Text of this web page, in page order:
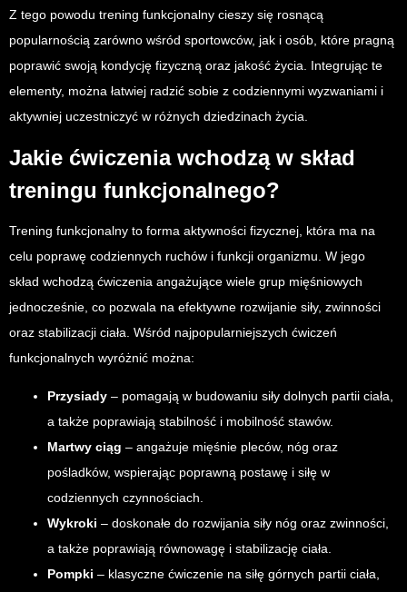
Z tego powodu trening funkcjonalny cieszy się rosnącą
popularnością zarówno wśród sportowców, jak i osób, które pragną
poprawić swoją kondycję fizyczną oraz jakość życia. Integrując te
elementy, można łatwiej radzić sobie z codziennymi wyzwaniami i
aktywniej uczestniczyć w różnych dziedzinach życia.
Jakie ćwiczenia wchodzą w skład
treningu funkcjonalnego?
Trening funkcjonalny to forma aktywności fizycznej, która ma na
celu poprawę codziennych ruchów i funkcji organizmu. W jego
skład wchodzą ćwiczenia angażujące wiele grup mięśniowych
jednocześnie, co pozwala na efektywne rozwijanie siły, zwinności
oraz stabilizacji ciała. Wśród najpopularniejszych ćwiczeń
funkcjonalnych wyróżnić można:
Przysiady – pomagają w budowaniu siły dolnych partii ciała,
a także poprawiają stabilność i mobilność stawów.
Martwy ciąg – angażuje mięśnie pleców, nóg oraz
pośladków, wspierając poprawną postawę i siłę w
codziennych czynnościach.
Wykroki – doskonałe do rozwijania siły nóg oraz zwinności,
a także poprawiają równowagę i stabilizację ciała.
Pompki – klasyczne ćwiczenie na siłę górnych partii ciała,